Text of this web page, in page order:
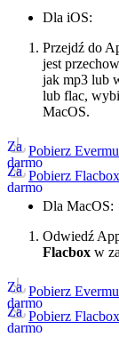
Dla iOS:
Przejdź do
jest
jak mp3 lub
lub flac,
MacOS.
Pobierz
Za
darmo
Pobierz
Za
darmo
Dla MacOS:
Odwiedź
Flacbox w
Pobierz
Za
darmo
Pobierz
Za
darmo